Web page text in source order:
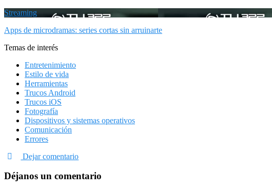
Streaming
Apps de microdramas: series cortas sin arruinarte
Temas de interés
Entretenimiento
Estilo de vida
Herramientas
Trucos Android
Trucos iOS
Fotografía
Dispositivos y sistemas operativos
Comunicación
Errores
Dejar comentario
Déjanos un comentario